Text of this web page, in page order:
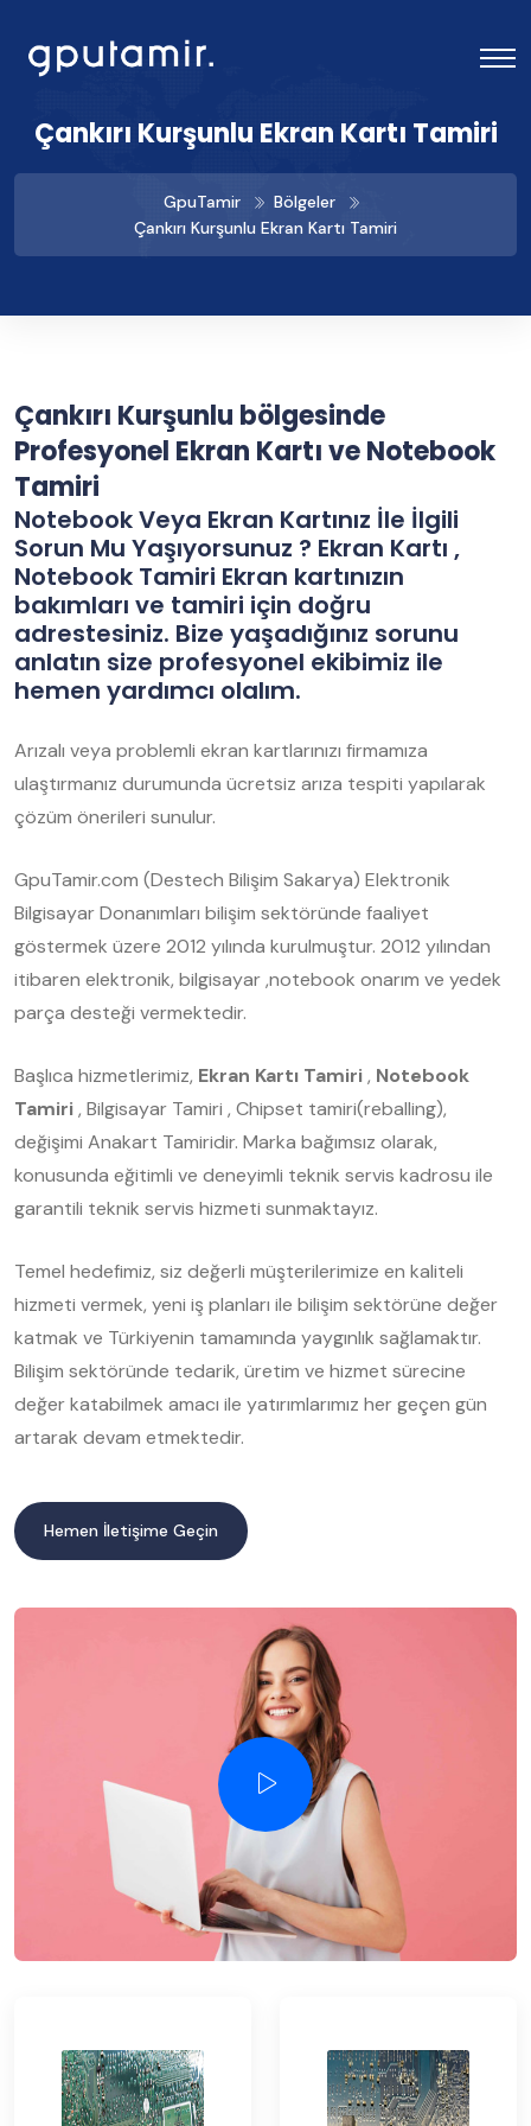
Çankırı Kurşunlu Ekran Kartı Tamiri
GpuTamir
Bölgeler
Çankırı Kurşunlu Ekran Kartı Tamiri
Çankırı Kurşunlu bölgesinde
Profesyonel Ekran Kartı ve Notebook
Tamiri
Notebook Veya Ekran Kartınız İle İlgili
Sorun Mu Yaşıyorsunuz ? Ekran Kartı ,
Notebook Tamiri Ekran kartınızın
bakımları ve tamiri için doğru
adrestesiniz. Bize yaşadığınız sorunu
anlatın size profesyonel ekibimiz ile
hemen yardımcı olalım.
Arızalı veya problemli ekran kartlarınızı firmamıza
ulaştırmanız durumunda ücretsiz arıza tespiti yapılarak
çözüm önerileri sunulur.
GpuTamir.com (Destech Bilişim Sakarya) Elektronik
Bilgisayar Donanımları bilişim sektöründe faaliyet
göstermek üzere 2012 yılında kurulmuştur. 2012 yılından
itibaren elektronik, bilgisayar ,notebook onarım ve yedek
parça desteği vermektedir.
Başlıca hizmetlerimiz, Ekran Kartı Tamiri, Notebook
Tamiri, Bilgisayar Tamiri , Chipset tamiri(reballing),
değişimi Anakart Tamiridir. Marka bağımsız olarak,
konusunda eğitimli ve deneyimli teknik servis kadrosu ile
garantili teknik servis hizmeti sunmaktayız.
Temel hedefimiz, siz değerli müşterilerimize en kaliteli
hizmeti vermek, yeni iş planları ile bilişim sektörüne değer
katmak ve Türkiyenin tamamında yaygınlık sağlamaktır.
Bilişim sektöründe tedarik, üretim ve hizmet sürecine
değer katabilmek amacı ile yatırımlarımız her geçen gün
artarak devam etmektedir.
Hemen İletişime Geçin